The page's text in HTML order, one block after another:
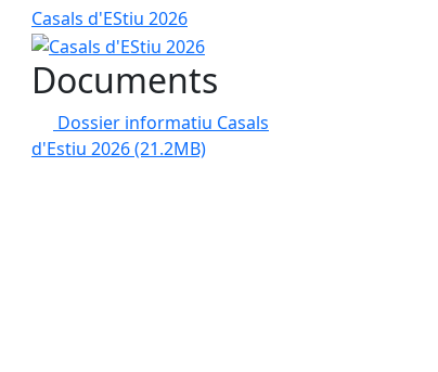
Casals d'EStiu 2026
Documents
Dossier informatiu Casals
d'Estiu 2026(21.2MB)